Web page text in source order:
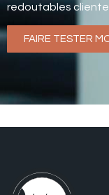
redoutables
FAIRE TESTER